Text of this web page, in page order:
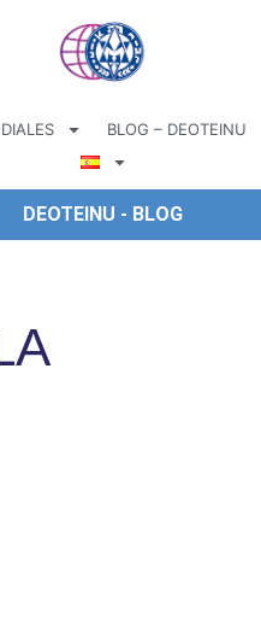
BLOG – DEOTEINU
DEOTEINU - BLOG